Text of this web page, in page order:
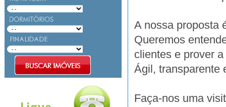
A nossa proposta
Queremos
clientes e prover
Ágil, transparente
Faça-nos uma